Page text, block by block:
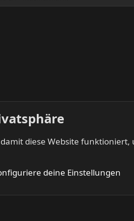
ROCK - Musikermarkt
diese Website
deine Einstellungen